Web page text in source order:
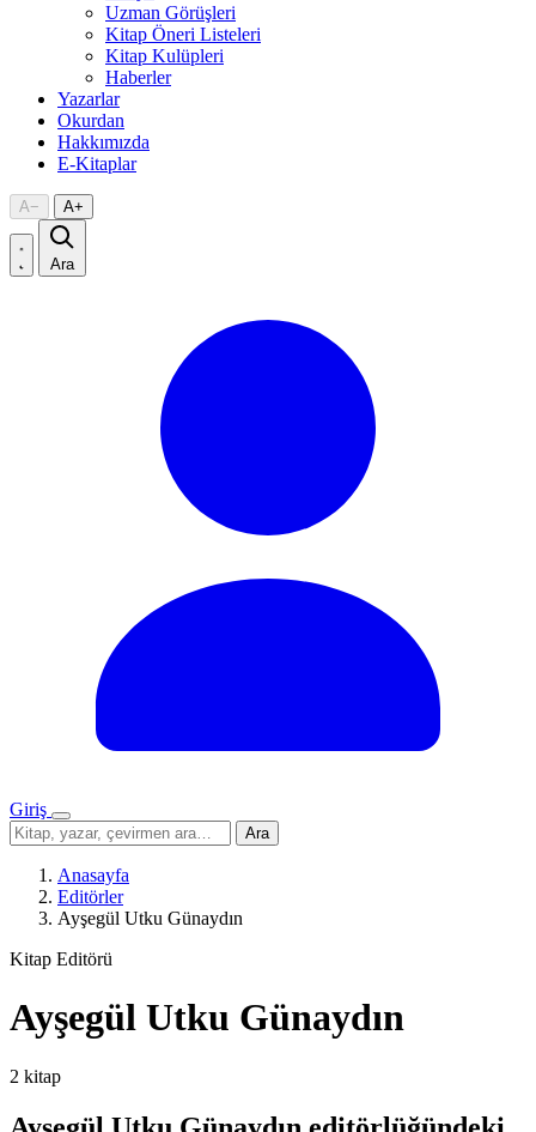
Uzman Görüşleri
Kitap Öneri Listeleri
Kitap Kulüpleri
Haberler
Yazarlar
Okurdan
Hakkımızda
E-Kitaplar
A− A+
Ara
Giriş
Menü
Sitede
ara
Ara
Anasayfa
Editörler
Ayşegül Utku Günaydın
Kitap Editörü
Ayşegül Utku Günaydın
2 kitap